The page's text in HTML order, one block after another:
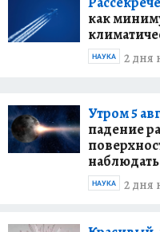
как
2 дня
НАУКА
Утром 5
падение
2 дня
НАУКА